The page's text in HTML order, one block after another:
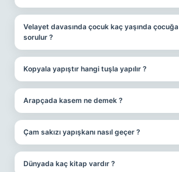
Velayet davasında çocuk kaç yaşında çocuğa
sorulur ?
Kopyala yapıştır hangi tuşla yapılır ?
Arapçada kasem ne demek ?
Çam sakızı yapışkanı nasıl geçer ?
Dünyada kaç kitap vardır ?